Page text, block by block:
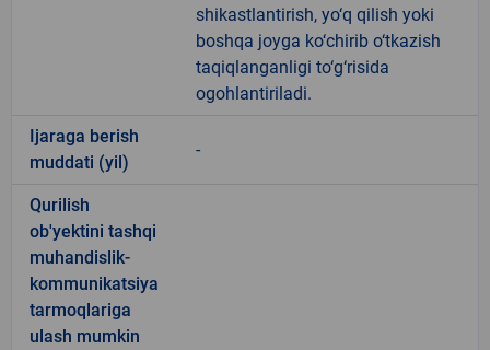
shikastlantirish, yo‘q qilish yoki
boshqa joyga ko‘chirib o‘tkazish
taqiqlanganligi to‘g‘risida
ogohlantiriladi.
Ijaraga berish
muddati (yil)
-
Qurilish
ob'yektini tashqi
muhandislik-
kommunikatsiya
tarmoqlariga
ulash mumkin